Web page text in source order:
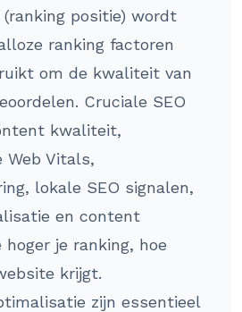
(ranking positie) wordt
ranking factoren
om de kwaliteit van
Cruciale SEO
kwaliteit,
Web Vitals,
lokale SEO signalen,
en content
je ranking, hoe
krijgt.
zijn essentieel